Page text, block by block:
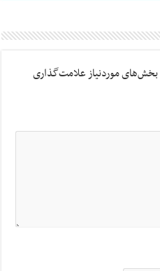
بخش‌های موردنیاز علامت‌گذاری